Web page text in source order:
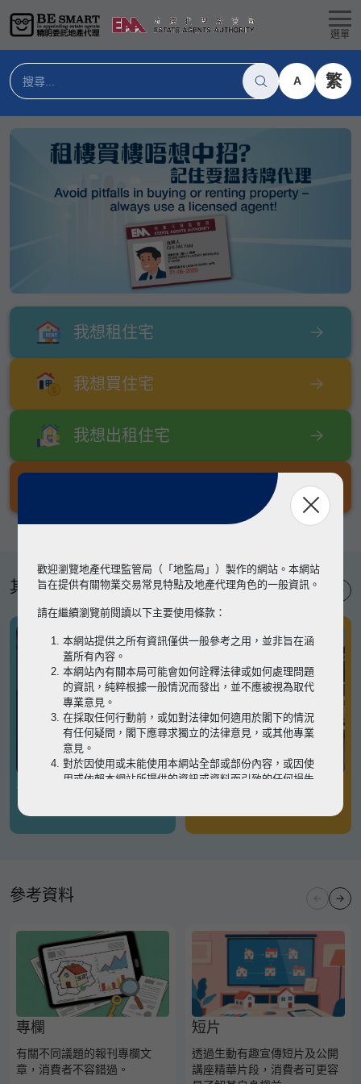
選單
A 繁
我想租住宅
我想買住宅
我想出租住宅
其他專題
有關凶宅
參考資料
專欄
有關不同議題的報刊專欄文
章，消費者不容錯過。
短片
透過生動有趣宣傳短片及公開
講座精華片段，消費者可更容
歡迎瀏覽地產代理監管局（「地監局」）製作的網站。本網站
旨在提供有關物業交易常見特點及地產代理角色的一般資訊。
請在繼續瀏覽前閱讀以下主要使用條款：
本網站提供之所有資訊僅供一般參考之用，並非旨在涵
蓋所有內容。
本網站內有關本局可能會如何詮釋法律或如何處理問題
的資訊，純粹根據一般情況而發出，並不應被視為取代
專業意見。
在採取任何行動前，或如對法律如何適用於閣下的情況
有任何疑問，閣下應尋求獨立的法律意見，或其他專業
意見。
對於因使用或未能使用本網站全部或部份內容，或因使
用或依賴本網站所提供的資訊或資料而引致的任何損失
瀏覽以細閱本網站使用條款的完整版本。如有任